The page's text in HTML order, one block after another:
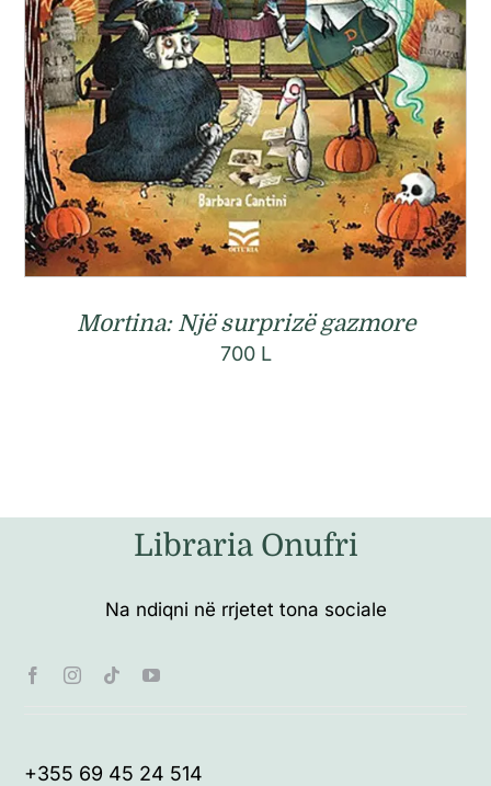
Mortina: Një surprizë gazmore
700 L
Libraria Onufri
Na ndiqni në rrjetet tona sociale
+355 69 45 24 514